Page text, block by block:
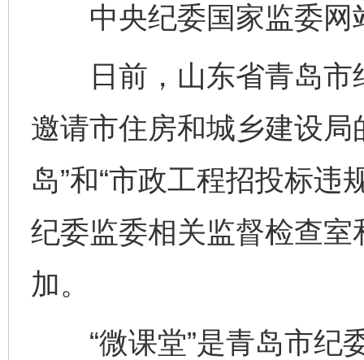
中央纪委国家监委网
日前，山东省青岛市
邀请市住房和城乡建设
岛”和“市政工程招投标违
纪委监委相关监督检查
加。
“微课堂”是青岛市纪